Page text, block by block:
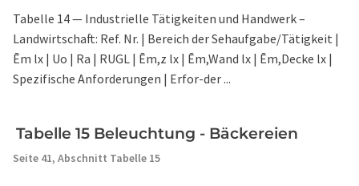
Tabelle 14 — Industrielle Tätigkeiten und Handwerk –
Landwirtschaft: Ref. Nr. | Bereich der Sehaufgabe/Tätigkeit |
Ēm lx | Uo | Ra | RUGL | Ēm,z lx | Ēm,Wand lx | Ēm,Decke lx |
Spezifische Anforderungen | Erfor-der ...
Tabelle 15 Beleuchtung - Bäckereien
Seite 41, Abschnitt Tabelle 15